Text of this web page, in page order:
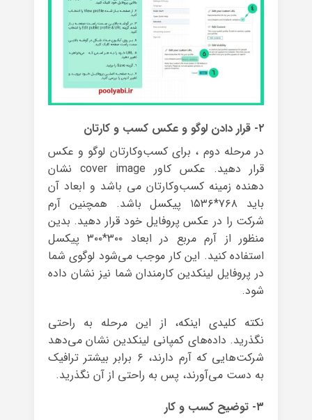
۲- قرار دادن لوگو و عکس کسب و کارتان
در مرحله دوم ، برای کسب‌وکارتان لوگو و عکس
قرار دهید. عکس کاور cover image نشان
دهنده زمینه کسب‌وکارتان می باشد و ابعاد آن
باید ۷۶۸*۱۵۳۶ پیکسل باشد. همچنین آرم
شرکت را در عکس پروفایل خود قرار دهید. بدین
منظور از آرم مربع در ابعاد ۳۰۰*۳۰۰ پیکسل
استفاده کنید. این کار موجب می‌شود لوگوی شما
در پروفایل لینکدین کارمندان شما نیز نشان داده
شود.
نکته کلیدی اینکه، از این مرحله به راحتی
نگذرید. داده‌های کمپانی لینکدین نشان می‌دهد
شرکت‌هایی که آرم دارند، ۶ برابر بیشتر ترافیک
به دست می‌آورند، پس به راحتی از آن نگذرید.
۳- توضیح کسب و کار